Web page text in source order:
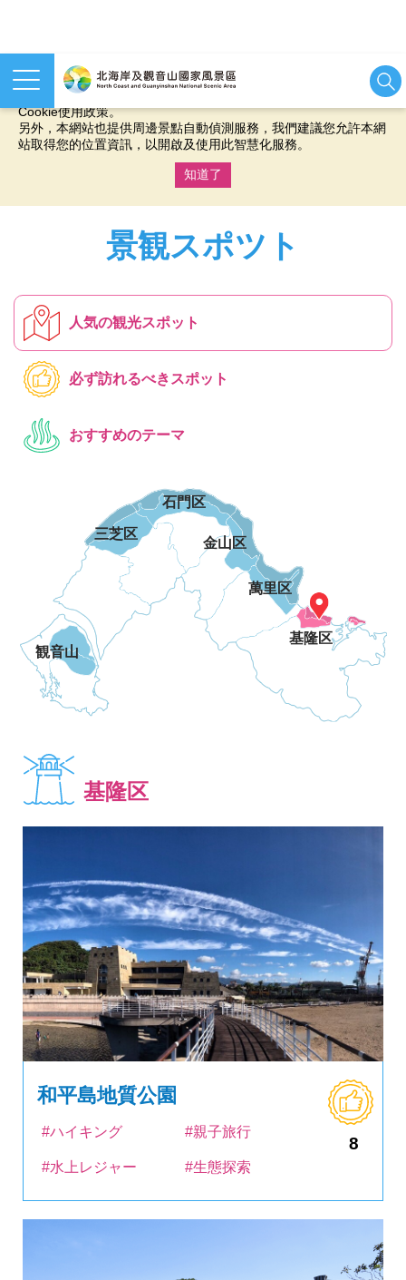
本網站使用cookies等相關技術以持續優化網站服務，並有助於為
您提供更佳的體驗，當您繼續使用本網站即表示您同意我們的
Cookie使用政策。
另外，本網站也提供周邊景點自動偵測服務，我們建議您允許本網
站取得您的位置資訊，以開啟及使用此智慧化服務。
知道了
景観スポツト
人気の観光スポット
必ず訪れるべきスポット
おすすめのテーマ
三芝区
石門区
金山区
萬里区
観音山
基隆区
基隆区
和平島地質公園
8
#ハイキング #親子旅行
#水上レジャー #生態探索